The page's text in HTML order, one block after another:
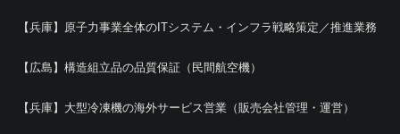
【兵庫】原子力事業全体のITシステム・インフラ戦略策定／推進業務
【広島】構造組立品の品質保証（民間航空機）
【兵庫】大型冷凍機の海外サービス営業（販売会社管理・運営）